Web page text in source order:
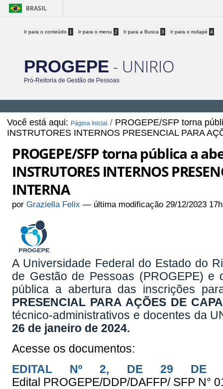
BRASIL
Ir para o conteúdo 1 Ir para o menu 2 Ir para a Busca 3 Ir para o rodapé 4
PROGEPE - UNIRIO
Pró-Reitoria de Gestão de Pessoas
Você está aqui: Página Inicial / PROGEPE/SFP torna
INSTRUTORES INTERNOS PRESENCIAL PARA
PROGEPE/SFP torna pública a
INSTRUTORES INTERNOS
INTERNA
porGraziella Felix — última modificação 29/12/2023
A Universidade Federal do Estado do
de Gestão de Pessoas (PROGEPE) e
pública a abertura das inscrições
PRESENCIAL PARA AÇÕES DE
técnico-administrativos e docentes da
26 de janeiro de 2024.
Acesse os documentos:
EDITAL Nº 2, DE 29 DE
Edital PROGEPE/DDP/DAFFP/ SFP N°